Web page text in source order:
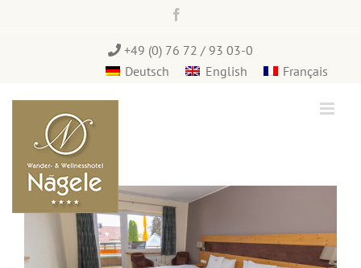
+49 (0) 76 72 / 93 03-0
Deutsch
English Français